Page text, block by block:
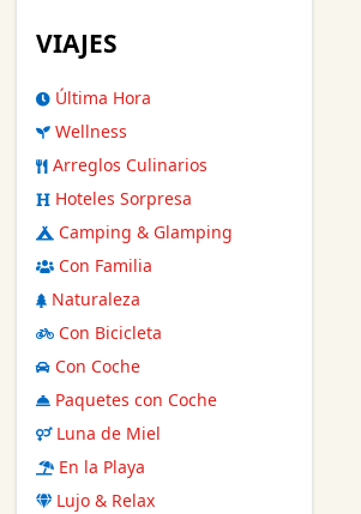
VIAJES
Última Hora
Wellness
Arreglos Culinarios
Hoteles Sorpresa
Camping & Glamping
Con Familia
Naturaleza
Con Bicicleta
Con Coche
Paquetes con Coche
Luna de Miel
En la Playa
Lujo & Relax